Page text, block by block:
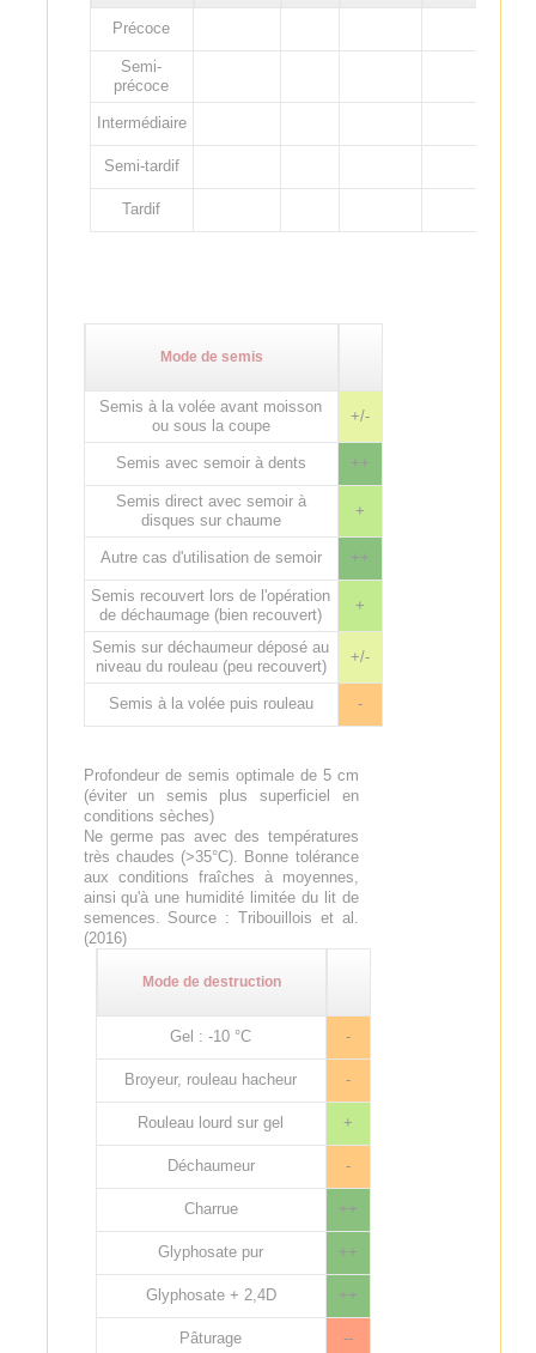
Précoce
Semi-
précoce
Intermédiaire
Semi-tardif
Tardif
Mode de semis
Semis à la volée avant moisson
ou sous la coupe
+/-
Semis avec semoir à dents ++
Semis direct avec semoir à
disques sur chaume
+
Autre cas d'utilisation de semoir ++
Semis recouvert lors de l'opération
de déchaumage (bien recouvert)
+
Semis sur déchaumeur déposé au
niveau du rouleau (peu recouvert)
+/-
Semis à la volée puis rouleau -
Profondeur de semis optimale de 5 cm
(éviter un semis plus superficiel en
conditions sèches)
Ne germe pas avec des températures
très chaudes (>35°C). Bonne tolérance
aux conditions fraîches à moyennes,
ainsi qu'à une humidité limitée du lit de
semences. Source : Tribouillois et al.
(2016)
Mode de destruction
Gel : -10 °C -
Broyeur, rouleau hacheur -
Rouleau lourd sur gel +
Déchaumeur -
Charrue ++
Glyphosate pur ++
Glyphosate + 2,4D ++
Pâturage --